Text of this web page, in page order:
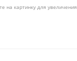
на картинку для увеличения